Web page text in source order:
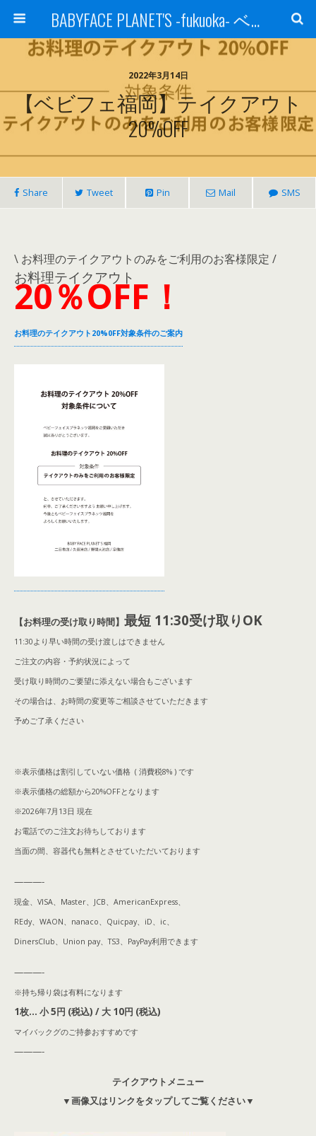
BABYFACE PLANET'S -fukuoka- ベビーフェイスプラネッツ 福岡(ベビフェ福岡)
2022年3月14日
【ベビフェ福岡】テイクアウト
20%OFF
Share Tweet Pin Mail SMS
\ お料理のテイクアウトのみをご利用のお客様限定 /
お料理テイクアウト
20％OFF！
お料理のテイクアウト20%0FF対象条件のご案内
【お料理の受け取り時間】 最短 11:30受け取りOK
11:30より早い時間の受け渡しはできません
ご注文の内容・予約状況によって
受け取り時間のご要望に添えない場合もございます
その場合は、お時間の変更等ご相談させていただきます
予めご了承ください
※表示価格は割引していない価格 ( 消費税8% ) です
※表示価格の総額から20%OFFとなります
※2026年7月13日 現在
お電話でのご注文お待ちしております
当面の間、容器代も無料とさせていただいております
———-
現金、VISA、Master、JCB、AmericanExpress、
REdy、WAON、 nanaco、Quicpay、iD、ic、
DinersClub、Union pay、TS3、PayPay利用できます
———-
※持ち帰り袋は有料になります
1枚… 小 5円 (税込) / 大 10円 (税込)
マイバックグのご持参おすすめです
———-
テイクアウトメニュー
▼画像又はリンクをタップしてご覧ください▼